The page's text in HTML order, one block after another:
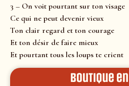
3 – On voit pourtant sur ton visage
Ce qui ne peut devenir vieux
Ton clair regard et ton courage
Et ton désir de faire mieux
Et pourtant tous les loups te crient
Boutique